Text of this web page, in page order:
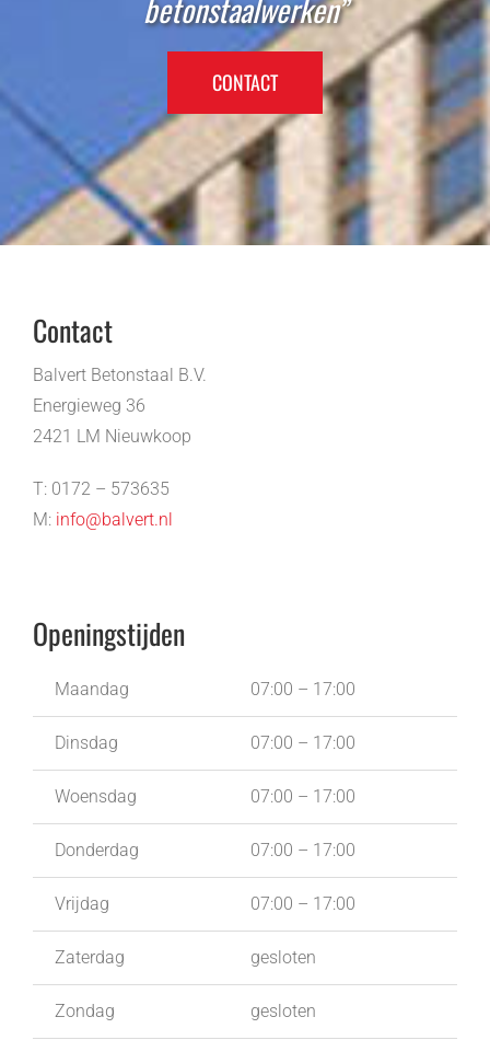
betonstaalwerken”
CONTACT
Contact
Balvert Betonstaal B.V.
Energieweg 36
2421 LM Nieuwkoop
T: 0172 – 573635
M: info@balvert.nl
Openingstijden
Maandag 07:00 – 17:00
Dinsdag 07:00 – 17:00
Woensdag 07:00 – 17:00
Donderdag 07:00 – 17:00
Vrijdag 07:00 – 17:00
Zaterdag gesloten
Zondag gesloten